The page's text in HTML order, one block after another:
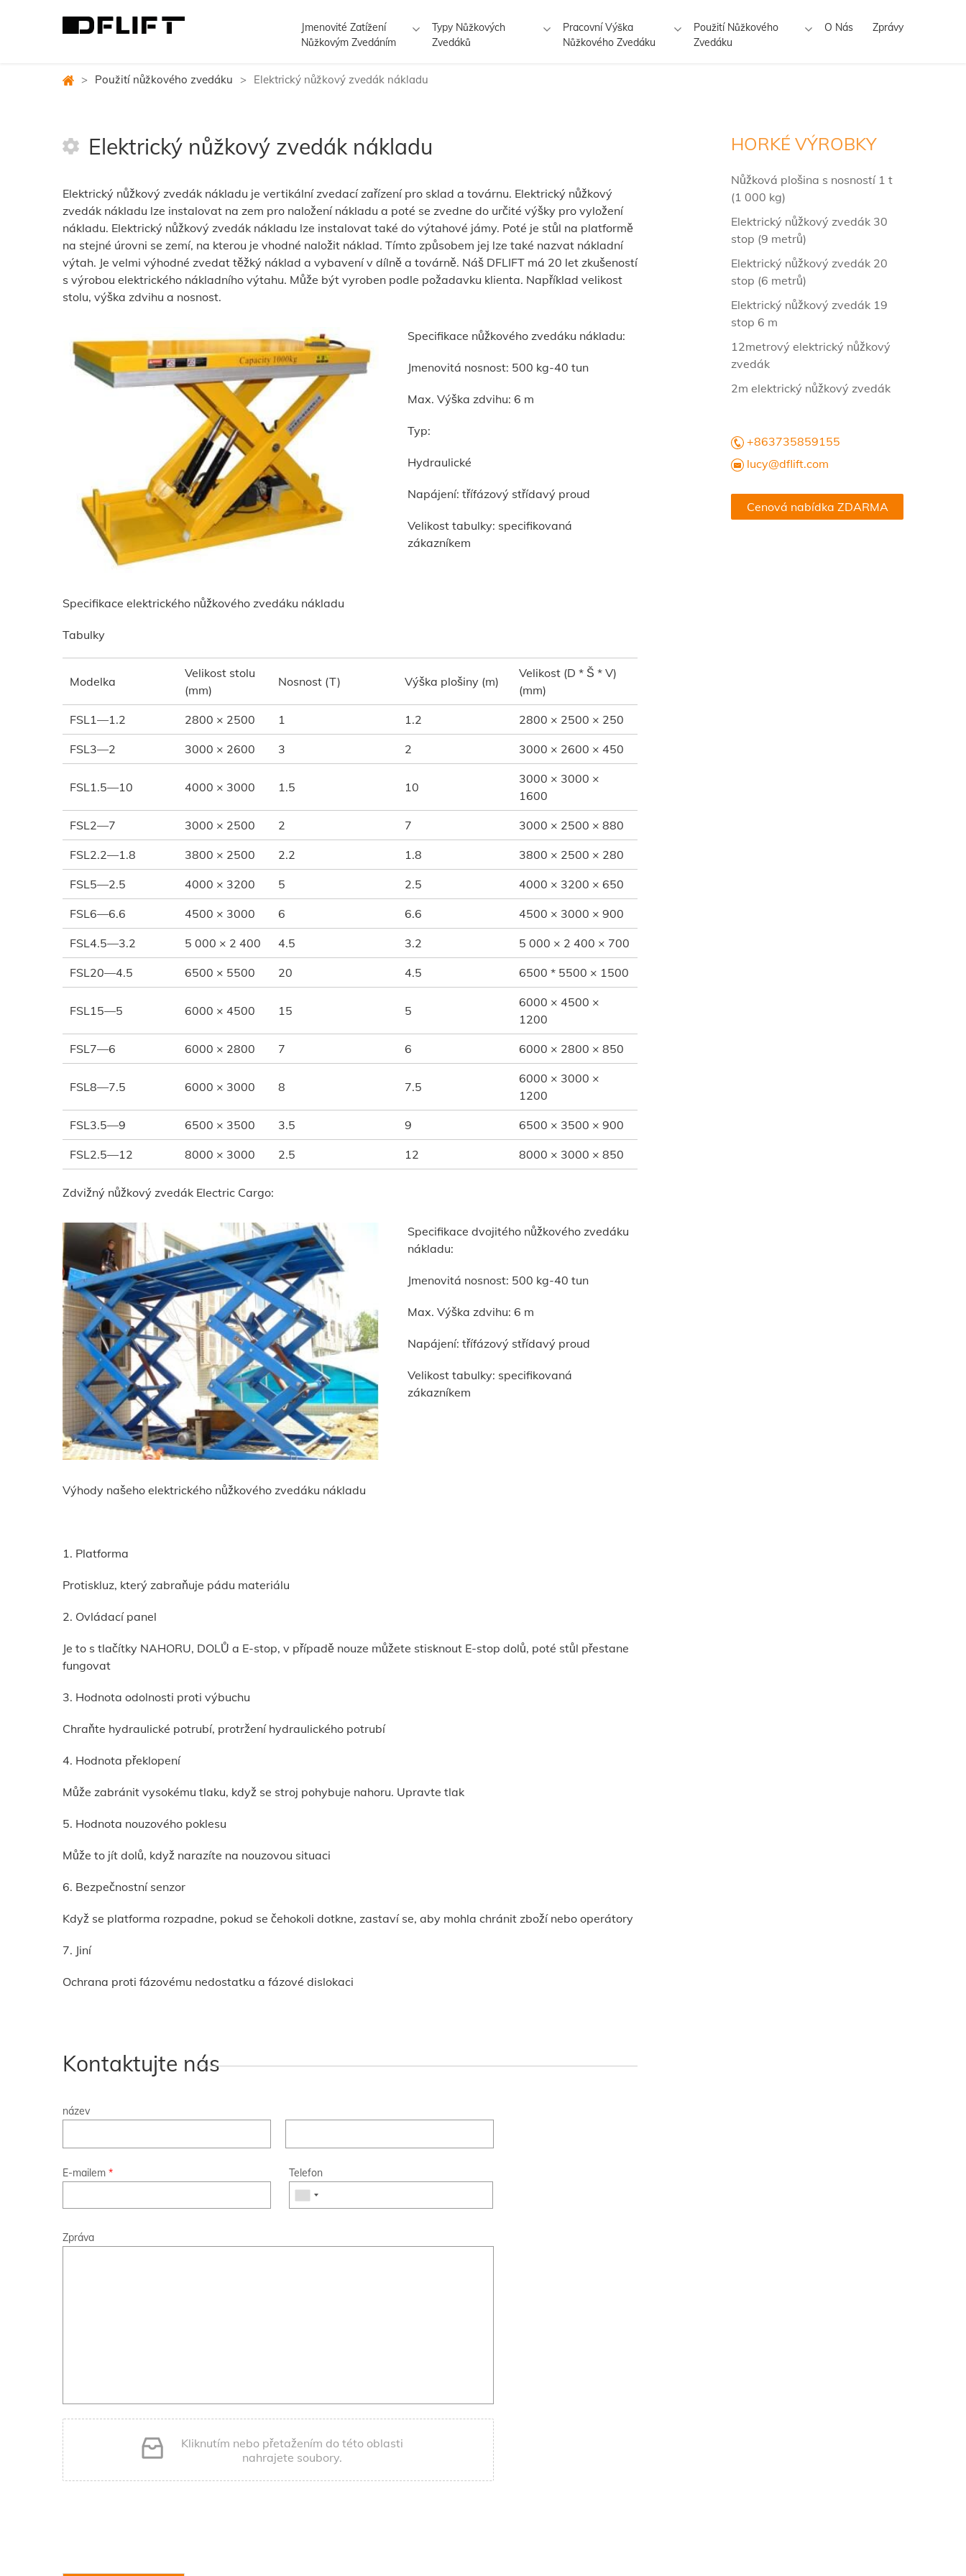
Jmenovité Zatížení
Nůžkovým Zvedáním
Typy Nůžkových
Zvedáků
Pracovní Výška
Nůžkového Zvedáku
Použití Nůžkového
Zvedáku
O Nás Zprávy
> Použití nůžkového zvedáku > Elektrický nůžkový zvedák nákladu
Elektrický nůžkový zvedák nákladu
Elektrický nůžkový zvedák nákladu je vertikální zvedací zařízení pro sklad a továrnu. Elektrický nůžkový
zvedák nákladu lze instalovat na zem pro naložení nákladu a poté se zvedne do určité výšky pro vyložení
nákladu. Elektrický nůžkový zvedák nákladu lze instalovat také do výtahové jámy. Poté je stůl na platformě
na stejné úrovni se zemí, na kterou je vhodné naložit náklad. Tímto způsobem jej lze také nazvat nákladní
výtah. Je velmi výhodné zvedat těžký náklad a vybavení v dílně a továrně. Náš DFLIFT má 20 let zkušeností
s výrobou elektrického nákladního výtahu. Může být vyroben podle požadavku klienta. Například velikost
stolu, výška zdvihu a nosnost.
Specifikace nůžkového zvedáku nákladu:
Jmenovitá nosnost: 500 kg-40 tun
Max. Výška zdvihu: 6 m
Typ:
Hydraulické
Napájení: třífázový střídavý proud
Velikost tabulky: specifikovaná
zákazníkem
Specifikace elektrického nůžkového zvedáku nákladu
Tabulky
Modelka
Velikost stolu
(mm)
Nosnost (T) Výška plošiny (m)
Velikost (D * Š * V)
(mm)
FSL1—1.2 2800 × 2500 1 1.2 2800 × 2500 × 250
FSL3—2 3000 × 2600 3 2 3000 × 2600 × 450
FSL1.5—10 4000 × 3000 1.5 10
3000 × 3000 ×
1600
FSL2—7 3000 × 2500 2 7 3000 × 2500 × 880
FSL2.2—1.8 3800 × 2500 2.2 1.8 3800 × 2500 × 280
FSL5—2.5 4000 × 3200 5 2.5 4000 × 3200 × 650
FSL6—6.6 4500 × 3000 6 6.6 4500 × 3000 × 900
FSL4.5—3.2 5 000 × 2 400 4.5 3.2 5 000 × 2 400 × 700
FSL20—4.5 6500 × 5500 20 4.5 6500 * 5500 × 1500
FSL15—5 6000 × 4500 15 5
6000 × 4500 ×
1200
FSL7—6 6000 × 2800 7 6 6000 × 2800 × 850
FSL8—7.5 6000 × 3000 8 7.5
6000 × 3000 ×
1200
FSL3.5—9 6500 × 3500 3.5 9 6500 × 3500 × 900
FSL2.5—12 8000 × 3000 2.5 12 8000 × 3000 × 850
Zdvižný nůžkový zvedák Electric Cargo:
Specifikace dvojitého nůžkového zvedáku
nákladu:
Jmenovitá nosnost: 500 kg-40 tun
Max. Výška zdvihu: 6 m
Napájení: třífázový střídavý proud
Velikost tabulky: specifikovaná
zákazníkem
Výhody našeho elektrického nůžkového zvedáku nákladu
1. Platforma
Protiskluz, který zabraňuje pádu materiálu
2. Ovládací panel
Je to s tlačítky NAHORU, DOLŮ a E-stop, v případě nouze můžete stisknout E-stop dolů, poté stůl přestane
fungovat
3. Hodnota odolnosti proti výbuchu
Chraňte hydraulické potrubí, protržení hydraulického potrubí
4. Hodnota překlopení
Může zabránit vysokému tlaku, když se stroj pohybuje nahoru. Upravte tlak
5. Hodnota nouzového poklesu
Může to jít dolů, když narazíte na nouzovou situaci
6. Bezpečnostní senzor
Když se platforma rozpadne, pokud se čehokoli dotkne, zastaví se, aby mohla chránit zboží nebo operátory
7. Jiní
Ochrana proti fázovému nedostatku a fázové dislokaci
Kontaktujte nás
název
E-mailem * Telefon
Zpráva
Kliknutím nebo přetažením do této oblasti
nahrajete soubory.
HORKÉ VÝROBKY
Nůžková plošina s nosností 1 t
(1 000 kg)
Elektrický nůžkový zvedák 30
stop (9 metrů)
Elektrický nůžkový zvedák 20
stop (6 metrů)
Elektrický nůžkový zvedák 19
stop 6 m
12metrový elektrický nůžkový
zvedák
2m elektrický nůžkový zvedák
+863735859155
lucy@dflift.com
Cenová nabídka ZDARMA